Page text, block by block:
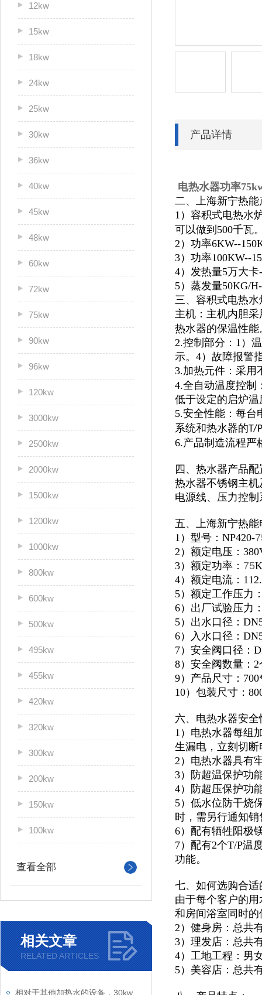
12kw
15kw
18kw
24kw
25kw
30kw
36kw
40kw
45kw
48kw
60kw
72kw
75kw
90kw
96kw
120kw
3000kw
2500kw
2000kw
1500kw
1200kw
1000kw
800kw
600kw
500kw
495kw
455kw
420kw
320kw
300kw
200kw
150kw
100kw
查看全部
相关文章
RELATED ARTICLES
产品详情
电热水器功率
二、上海新宁热
1）容积式电热水
可以做到500千瓦
2）功率6KW--
3）功率100KW--
4）发热量5万大
5）蒸发量50KG/
三、容积式电热
主机：主机内胆
热水器的保温性能
2.控制部分：1）
示。4）故障报警
3.加热元件：采用
4.全自动温度控制
低于设定的启炉
5.安全性能：每台
系统和热水器的T/P
6.产品制造流程严
四、热水器产品配
热水器不锈钢主
电源线、压力控
五、上海新宁热
1）型号：NP420-
2）额定电压：
3）额定功率： 75
4）额定电流：
5）额定工作压力
6）出厂试验压力
5）出水口径：
6）入水口径：
7）安全阀口径：
8）安全阀数量：2
9）产品尺寸：
10）包装尺寸：
六、电热水器安全
1）电热水器每组
生漏电，立刻切
2）电热水器具有
3）防超温保护功
4）防超压保护功
5）低水位防干烧
时，需另行通知
6）配有牺牲阳极
7）配有2个T/P温
功能。
七、如何选购合
由于每个客户的
和房间浴室同时的
2）健身房：总共
3）理发店：总共
4）工地工程：男
5）美容店：总共